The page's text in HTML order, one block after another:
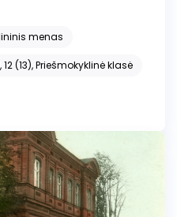
menas
12 (13), Priešmokyklinė klasė